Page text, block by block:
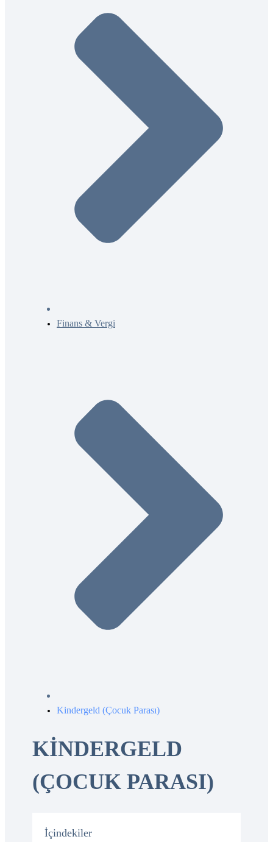
Finans & Vergi
Kindergeld (Çocuk Parası)
KINDERGELD
(ÇOCUK PARASI)
İçindekiler